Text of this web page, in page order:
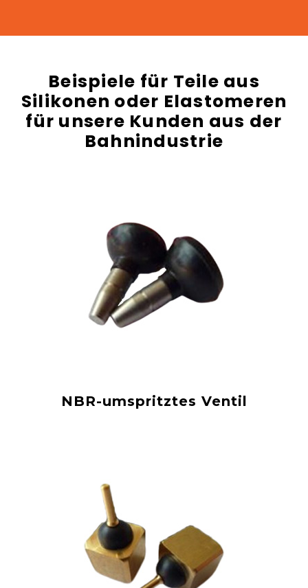
Beispiele für Teile aus
Silikonen oder Elastomeren
für unsere Kunden aus der
Bahnindustrie
NBR-umspritztes Ventil